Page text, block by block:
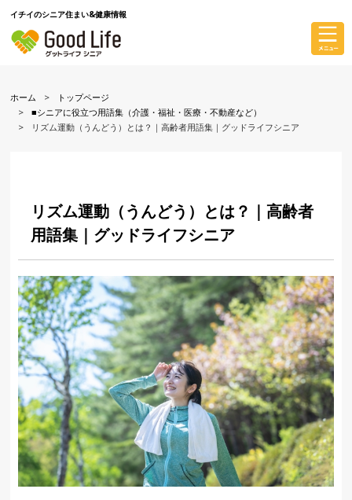
イチイのシニア住まい&健康情報
ホーム
トップページ
■シニアに役立つ用語集（介護・福祉・医療・不動産など）
リズム運動（うんどう）とは？｜高齢者用語集｜グッドライフシニア
リズム運動（うんどう）とは？｜高齢者
用語集｜グッドライフシニア